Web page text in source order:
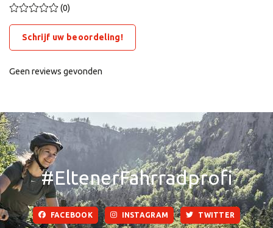
(0)
Schrijf uw beoordeling!
Geen reviews gevonden
#EltenerFahrradprofi
FACEBOOK INSTAGRAM TWITTER